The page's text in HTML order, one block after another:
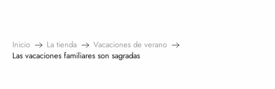
Inicio La tienda
Vacaciones de verano
Las vacaciones familiares son sagradas